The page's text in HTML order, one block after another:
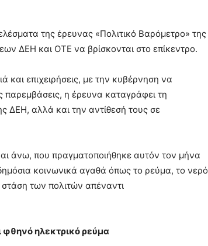
της έρευνας «Πολιτικό Βαρόμετρο» της
ΔΕΗ και ΟΤΕ να βρίσκονται στο επίκεντρο.
και επιχειρήσεις, με την κυβέρνηση να
παρεμβάσεις, η έρευνα καταγράφει τη
ΔΕΗ, αλλά και την αντίθεσή τους σε
άνω, που πραγματοποιήθηκε αυτόν τον μήνα
δημόσια κοινωνικά αγαθά όπως το ρεύμα, το νερό
στάση των πολιτών απέναντι
φθηνό ηλεκτρικό ρεύμα